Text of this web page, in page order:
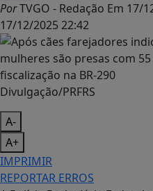
PorTVGO - Redação Em 17/
17/12/2025 22:42
Divulgação/PRFRS
A-
A+
IMPRIMIR
REPORTAR ERROS